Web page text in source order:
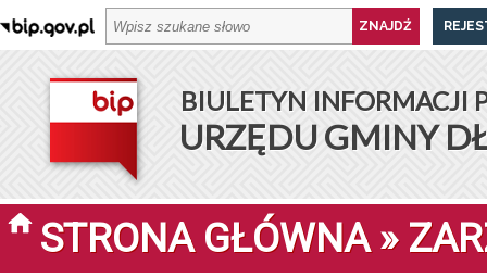
BIULETYN INFORMACJI
URZĘDU GMINY
STRONA GŁÓWNA»